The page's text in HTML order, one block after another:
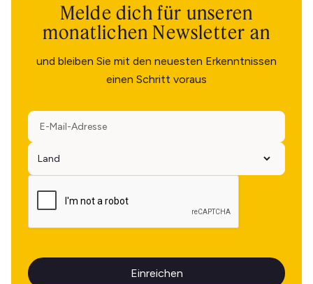
Melde dich für unseren
monatlichen Newsletter an
und bleiben Sie mit den neuesten Erkenntnissen
einen Schritt voraus